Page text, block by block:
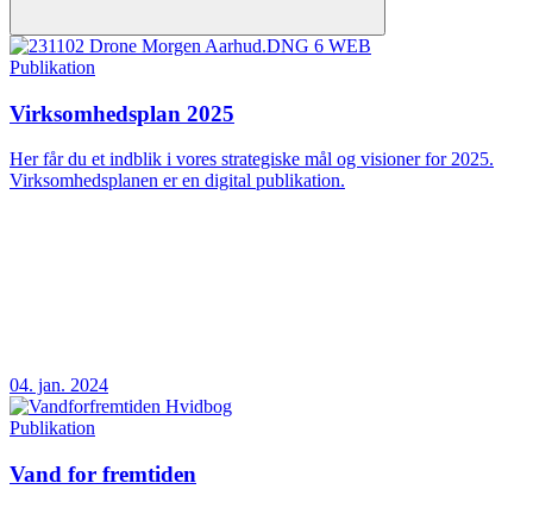
Publikation
Virksomhedsplan 2025
Her får du et indblik i vores strategiske mål og visioner for 2025.
Virksomhedsplanen er en digital publikation.
04. jan. 2024
Publikation
Vand for fremtiden